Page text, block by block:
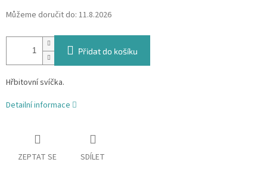
Můžeme doručit do: 11.8.2026
Přidat do košíku
Hřbitovní svíčka.
Detailní informace
ZEPTAT SE SDÍLET